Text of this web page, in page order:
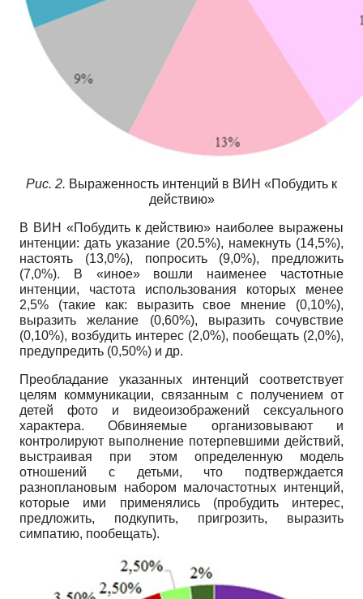
Рис. 2. Выраженность интенций в ВИН «Побудить к
действию»
В ВИН «Побудить к действию» наиболее выражены
интенции: дать указание (20.5%), намекнуть (14,5%),
настоять (13,0%), попросить (9,0%), предложить
(7,0%). В «иное» вошли наименее частотные
интенции, частота использования которых менее
2,5% (такие как: выразить свое мнение (0,10%),
выразить желание (0,60%), выразить сочувствие
(0,10%), возбудить интерес (2,0%), пообещать (2,0%),
предупредить (0,50%) и др.
Преобладание указанных интенций соответствует
целям коммуникации, связанным с получением от
детей фото и видеоизображений сексуального
характера. Обвиняемые организовывают и
контролируют выполнение потерпевшими действий,
выстраивая при этом определенную модель
отношений с детьми, что подтверждается
разноплановым набором малочастотных интенций,
которые ими применялись (пробудить интерес,
предложить, подкупить, пригрозить, выразить
симпатию, пообещать).